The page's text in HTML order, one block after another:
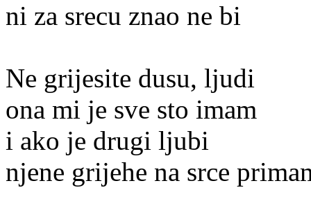
ni za srecu znao ne bi
Ne grijesite dusu, ljudi
ona mi je sve sto imam
i ako je drugi ljubi
njene grijehe na srce